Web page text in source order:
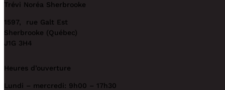
Trévi Noréa Sherbrooke
1597, rue Galt Est
Sherbrooke (Québec)
J1G 3H4
Heures d’ouverture
Lundi – mercredi: 9h00 – 17h30